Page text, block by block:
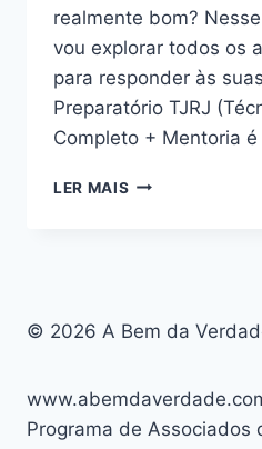
realmente bom?
vou explorar todos os
para responder às
Preparatório TJRJ
Completo + Mentoria
LER MAIS PREPARATÓRIO
+
OU
REVIEW
© 2026 A Bem da
Programa de Associados